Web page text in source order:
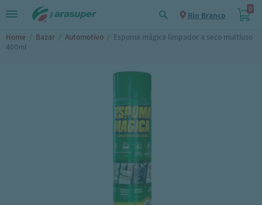
Rio Branco
0
Home / Bazar / Automotivo / Espuma mágica limpador a seco multiuso
400ml